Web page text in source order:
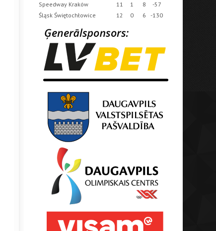
Speedway Kraków
11 1 8
-57
Śląsk Świętochłowice
12 0 6 -130